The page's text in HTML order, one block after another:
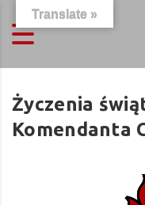
Życzenia
Komendanta
Translate »